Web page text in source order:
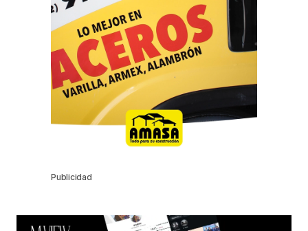
Publicidad